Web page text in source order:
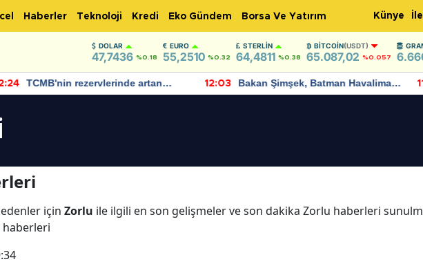
Haberler Teknoloji Kredi Eko Gündem Borsa Ve Yatırım Künye
DOLAR
47,7436 %0.18
EURO
55,2510 %0.32
STERLIN
64,4811 %0.38
BITCOIN(USDT)
65.087,02 %0.057
TCMB'nin rezervlerinde artan
momentum devam ediyor
12:03
Bakan Şimşek, Batman Havalimanı
için umut verici açıklamalarda
için Zorlu ile ilgili en son gelişmeler ve son dakika Zorlu haberleri
haberleri